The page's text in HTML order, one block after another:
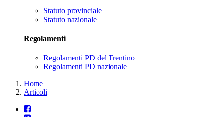
Statuto provinciale
Statuto nazionale
Regolamenti
Regolamenti PD del Trentino
Regolamenti PD nazionale
Home
Articoli